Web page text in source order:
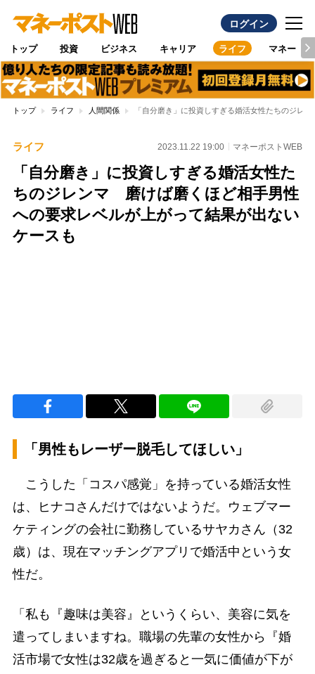
ログイン
トップ 投資 ビジネス キャリア ライフ マネー
トップ ライフ 人間関係 「自分磨き」に投資しすぎる婚活女性たちのジレ
ライフ 2023.11.22 19:00 マネーポストWEB
「自分磨き」に投資しすぎる婚活女性た
ちのジレンマ 磨けば磨くほど相手男性
への要求レベルが上がって結果が出ない
ケースも
「男性もレーザー脱毛してほしい」
こうした「コスパ感覚」を持っている婚活女性
は、ヒナコさんだけではないようだ。ウェブマー
ケティングの会社に勤務しているサヤカさん（32
歳）は、現在マッチングアプリで婚活中という女
性だ。
「私も『趣味は美容』というくらい、美容に気を
遣ってしまいますね。職場の先輩の女性から『婚
活市場で女性は32歳を過ぎると一気に価値が下が